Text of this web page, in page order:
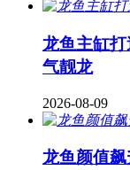
龙鱼主缸
气靓龙
2026-08-09
龙鱼颜值